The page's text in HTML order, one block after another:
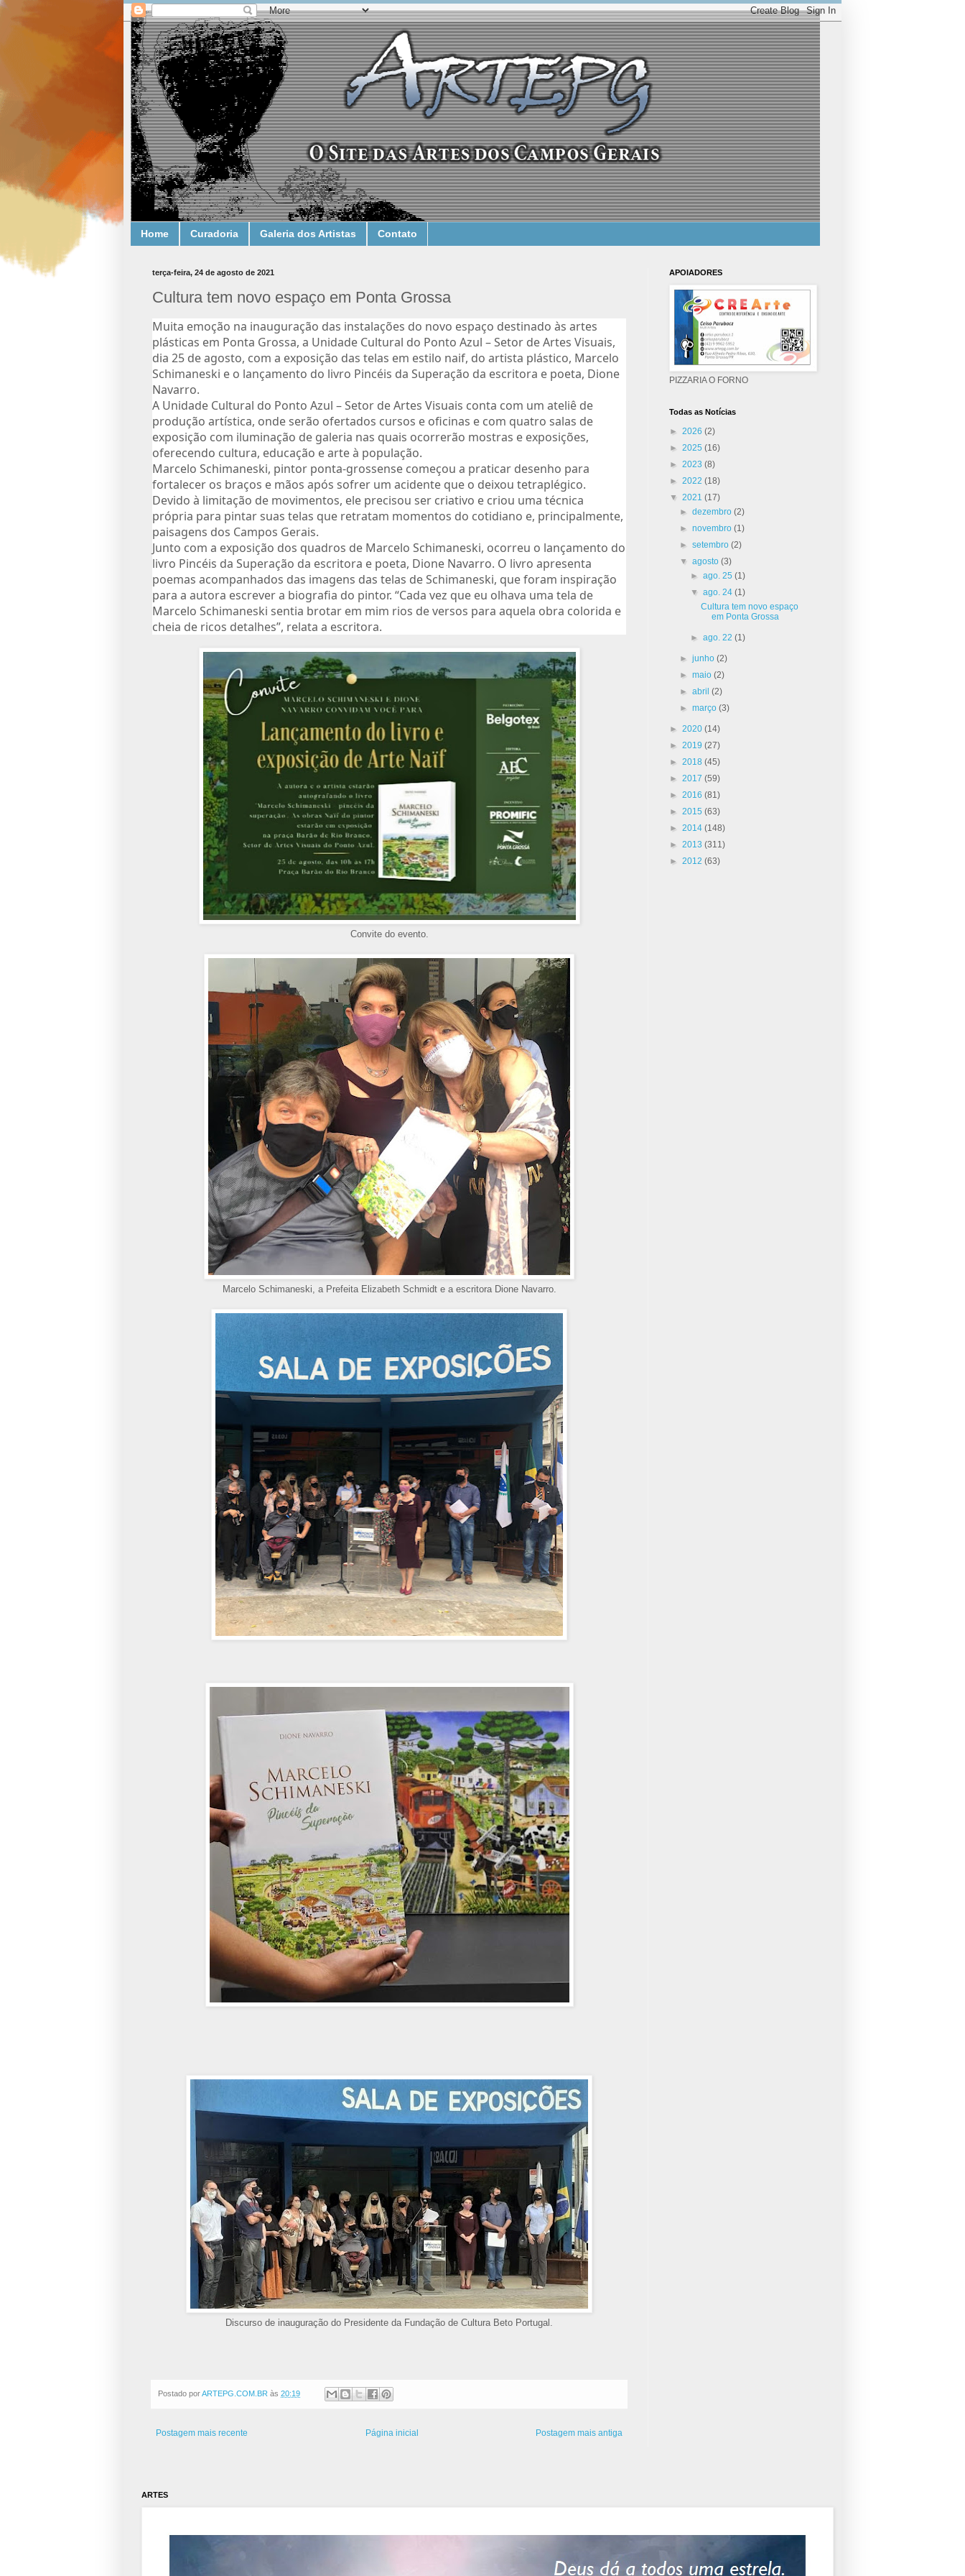
Home Curadoria Galeria dos Artistas Contato
terça-feira, 24 de agosto de 2021
Cultura tem novo espaço em Ponta Grossa
Muita emoção na inauguração das instalações do novo espaço destinado às artes
plásticas em Ponta Grossa, a Unidade Cultural do Ponto Azul – Setor de Artes Visuais,
dia 25 de agosto, com a exposição das telas em estilo naif, do artista plástico, Marcelo
Schimaneski e o lançamento do livro Pincéis da Superação da escritora e poeta, Dione
Navarro.
A Unidade Cultural do Ponto Azul – Setor de Artes Visuais conta com um ateliê de
produção artística, onde serão ofertados cursos e oficinas e com quatro salas de
exposição com iluminação de galeria nas quais ocorrerão mostras e exposições,
oferecendo cultura, educação e arte à população.
Marcelo Schimaneski, pintor ponta-grossense começou a praticar desenho para
fortalecer os braços e mãos após sofrer um acidente que o deixou tetraplégico.
Devido à limitação de movimentos, ele precisou ser criativo e criou uma técnica
própria para pintar suas telas que retratam momentos do cotidiano e, principalmente,
paisagens dos Campos Gerais.
Junto com a exposição dos quadros de Marcelo Schimaneski, ocorreu o lançamento do
livro Pincéis da Superação da escritora e poeta, Dione Navarro. O livro apresenta
poemas acompanhados das imagens das telas de Schimaneski, que foram inspiração
para a autora escrever a biografia do pintor. “Cada vez que eu olhava uma tela de
Marcelo Schimaneski sentia brotar em mim rios de versos para aquela obra colorida e
cheia de ricos detalhes”, relata a escritora.
Convite do evento.
Marcelo Schimaneski, a Prefeita Elizabeth Schmidt e a escritora Dione Navarro.
Discurso de inauguração do Presidente da Fundação de Cultura Beto Portugal.
Postado porARTEPG.COM.BR às 20:19
Postagem mais recente Postagem mais antiga
Página inicial
APOIADORES
PIZZARIA O FORNO
Todas as Notícias
► 2026 (2)
► 2025 (16)
► 2023 (8)
► 2022 (18)
▼ 2021 (17)
►dezembro(2)
►novembro(1)
►setembro(2)
▼agosto(3)
► ago. 25 (1)
▼ ago. 24 (1)
Cultura tem novo espaço
em Ponta Grossa
► ago. 22 (1)
►junho(2)
►maio(2)
►abril(2)
►março(3)
► 2020 (14)
► 2019 (27)
► 2018 (45)
► 2017 (59)
► 2016 (81)
► 2015 (63)
► 2014 (148)
► 2013 (311)
► 2012 (63)
ARTES